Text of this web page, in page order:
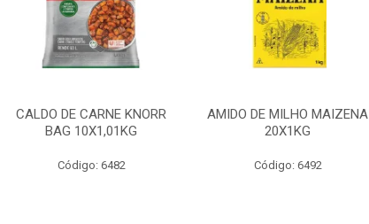
CALDO DE CARNE KNORR
BAG 10X1,01KG
Código: 6482
AMIDO DE MILHO MAIZENA
20X1KG
Código: 6492